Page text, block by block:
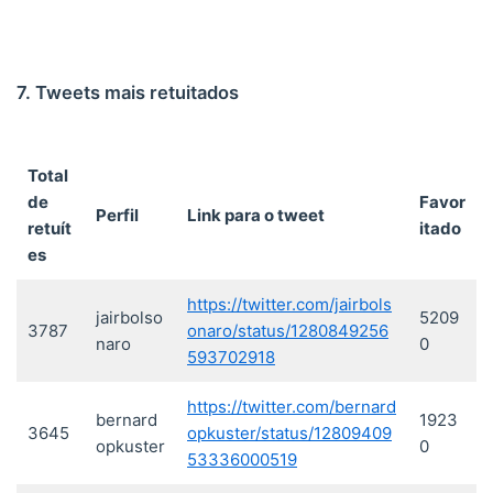
7. Tweets mais retuitados
Total
de
retuít
es
Perfil Link para o tweet
Favor
itado
3787
jairbolso
naro
https://twitter.com/jairbols
onaro/status/1280849256
593702918
5209
0
3645
bernard
opkuster
https://twitter.com/bernard
opkuster/status/12809409
53336000519
1923
0